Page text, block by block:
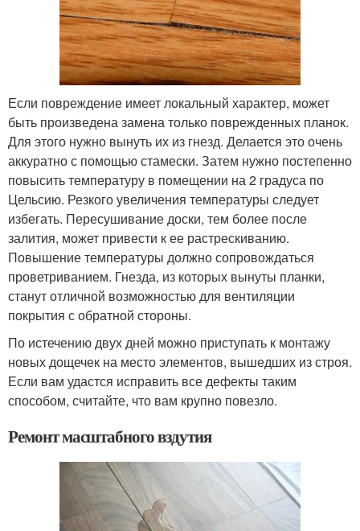
Если повреждение имеет локальный характер, может
быть произведена замена только поврежденных планок.
Для этого нужно вынуть их из гнезд. Делается это очень
аккуратно с помощью стамески. Затем нужно постепенно
повысить температуру в помещении на 2 градуса по
Цельсию. Резкого увеличения температуры следует
избегать. Пересушивание доски, тем более после
залития, может привести к ее растрескиванию.
Повышение температуры должно сопровождаться
проветриванием. Гнезда, из которых вынуты планки,
станут отличной возможностью для вентиляции
покрытия с обратной стороны.
По истечению двух дней можно приступать к монтажу
новых дощечек на место элементов, вышедших из строя.
Если вам удастся исправить все дефекты таким
способом, считайте, что вам крупно повезло.
Ремонт масштабного вздутия